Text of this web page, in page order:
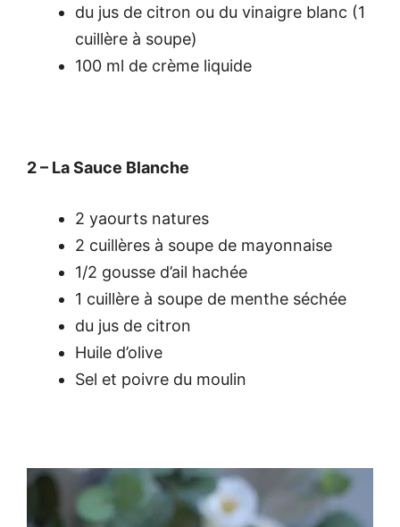
du jus de citron ou du vinaigre blanc (1
cuillère à soupe)
100 ml de crème liquide
2 – La Sauce Blanche
2 yaourts natures
2 cuillères à soupe de mayonnaise
1/2 gousse d’ail hachée
1 cuillère à soupe de menthe séchée
du jus de citron
Huile d’olive
Sel et poivre du moulin